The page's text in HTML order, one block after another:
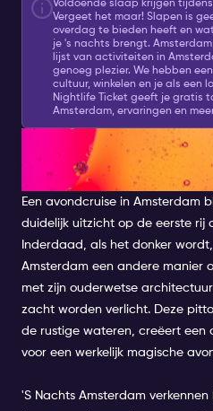
Voldoende slaap krijgen
Vergeet het maar! Slapen is
overdag te bieden heeft en
je 's nachts brengt.
lijst van activiteiten in
genoeg plezier. We hebben
cultuur, winkelen en je als een
Nightlife Ticket geeft je gratis
Amsterdam, ervaringen en
ROMANTISCHE
NIGHT CRUISE
Een avondcruise in Amsterdam
duidelijk uitzicht op de eerste rij
Inderdaad, als het donker
Amsterdam een andere manier
met zijn ouderwetse
zacht worden verlicht. Deze
de rustige wateren, creëert een
voor een werkelijk magische
'S Nachts Amsterdam verkennen